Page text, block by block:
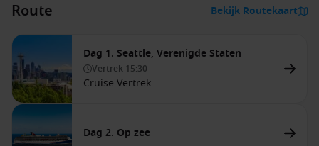
Route Bekijk Routekaart
Dag 1. Seattle, Verenigde Staten
Vertrek 15:30
Cruise Vertrek
Dag 2. Op zee